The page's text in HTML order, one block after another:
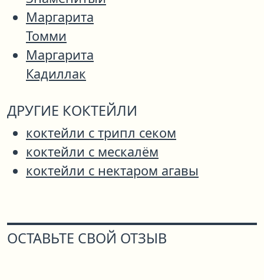
Маргарита
Томми
Маргарита
Кадиллак
ДРУГИЕ КОКТЕЙЛИ
коктейли с трипл секом
коктейли с мескалём
коктейли с нектаром агавы
ОСТАВЬТЕ СВОЙ ОТЗЫВ